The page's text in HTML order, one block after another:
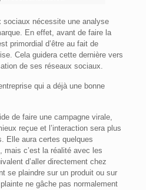
sociaux nécessite une analyse
En effet, avant de faire la
primordial d’être au fait de
Cela guidera cette dernière vers
de ses réseaux sociaux.
qui a déjà une bonne
de faire une campagne virale,
reçue et l’interaction sera plus
Elle aura certes quelques
c’est la réalité avec les
d’aller directement chez
se plaindre sur un produit ou sur
ne gâche pas normalement